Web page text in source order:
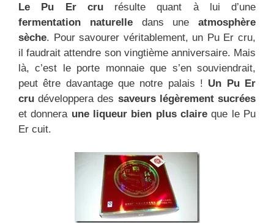
Le Pu Er crurésulte quant à lui d’une
fermentation naturelledans une atmosphère
sèche. Pour savourer véritablement, un Pu Er cru,
il faudrait attendre son vingtième anniversaire. Mais
là, c’est le porte monnaie que s’en souviendrait,
peut être davantage que notre palais ! Un Pu Er
cru développera des saveurs légèrement sucrées
et donnera une liqueur bien plus claire que le Pu
Er cuit.